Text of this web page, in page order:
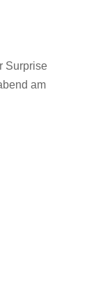
Surprise
am